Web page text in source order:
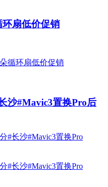
扇低价促销
沙#Mavic3置换Pro后